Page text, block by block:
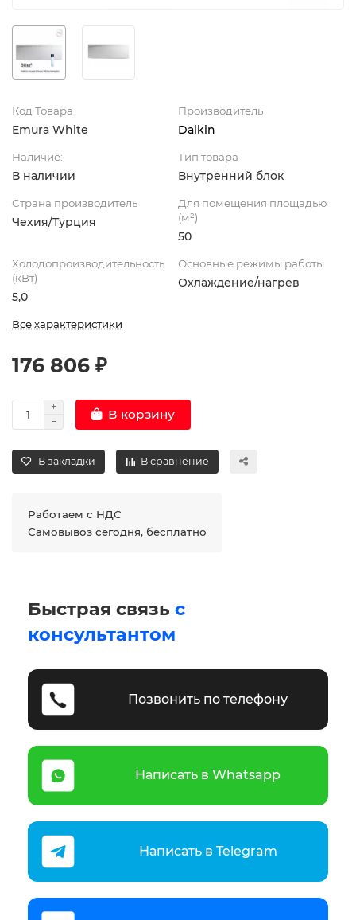
Код Товара
Emura White
Производитель
Daikin
Наличие:
В наличии
Тип товара
Внутренний блок
Страна производитель
Чехия/Турция
Для помещения площадью
(м²)
50
Холодопроизводительность
(кВт)
5,0
Основные режимы работы
Охлаждение/нагрев
Все характеристики
176 806 ₽
В корзину
В закладки В сравнение
Работаем с НДС
Самовывоз сегодня, бесплатно
Быстрая связь с
консультантом
Позвонить по телефону
Написать в Whatsapp
Написать в Telegram